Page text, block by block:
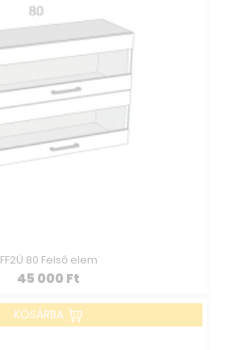
FF2Ü 80 Felső elem
45 000 Ft
KOSÁRBA